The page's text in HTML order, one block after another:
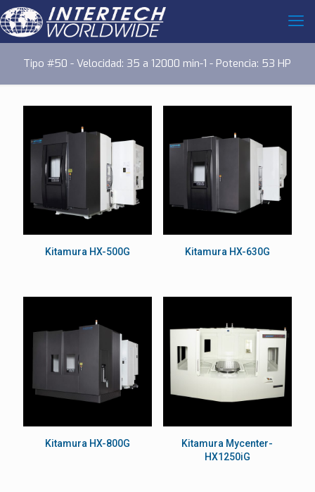
Tipo #50 - Velocidad: 35 a 12000 min-1 - Potencia: 53 HP
Kitamura HX-500G Kitamura HX-630G
Kitamura HX-800G
Kitamura Mycenter-
HX1250iG